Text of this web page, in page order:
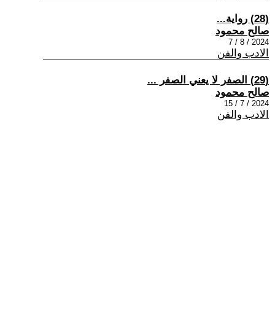
(28) رواية...
صالح محمود
2024 / 8 / 7
الادب والفن
(29) الصفر لا يعني الصفر ...
صالح محمود
2024 / 7 / 15
الادب والفن